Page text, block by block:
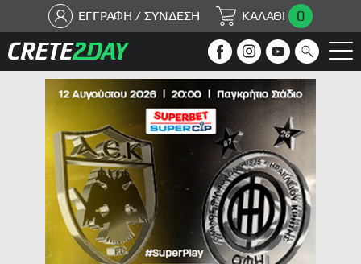
ΕΓΓΡΑΦΗ / ΣΥΝΔΕΣΗ ΚΑΛΑΘΙ 0